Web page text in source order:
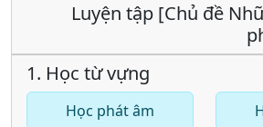
Luyện tập [Chủ đề
1. Học từ vựng
Học phát âm